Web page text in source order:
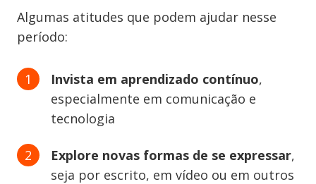
Algumas atitudes que podem ajudar nesse
período:
Invista em aprendizado contínuo,
especialmente em comunicação e
tecnologia
Explore novas formas de se expressar,
seja por escrito, em vídeo ou em outros